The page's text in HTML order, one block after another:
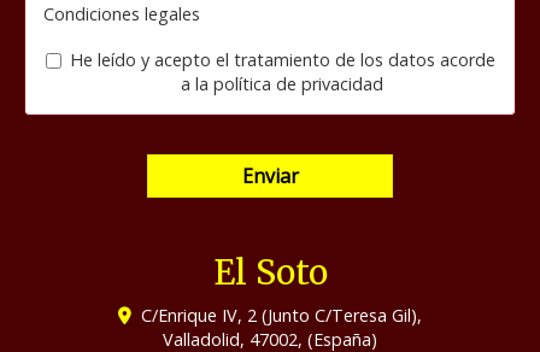
Condiciones legales
He leído y acepto el tratamiento de los datos acorde
a la política de privacidad
Enviar
El Soto
C/Enrique IV, 2 (Junto C/Teresa Gil),
Valladolid, 47002, (España)